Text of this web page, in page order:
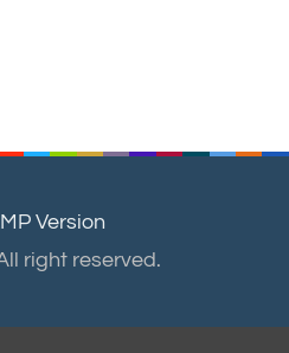
Version
right reserved.